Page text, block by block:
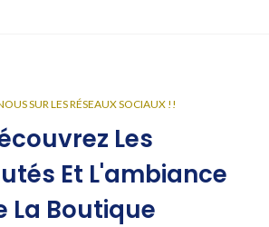
SUR LES RÉSEAUX SOCIAUX !!
Les
Et L'ambiance
La Boutique